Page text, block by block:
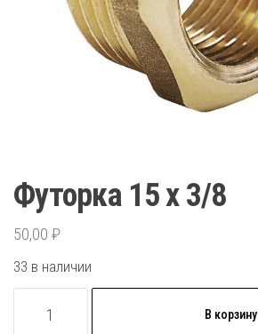
Футорка 15 х 3/8
50,00 ₽
33 в наличии
товара
В корзину